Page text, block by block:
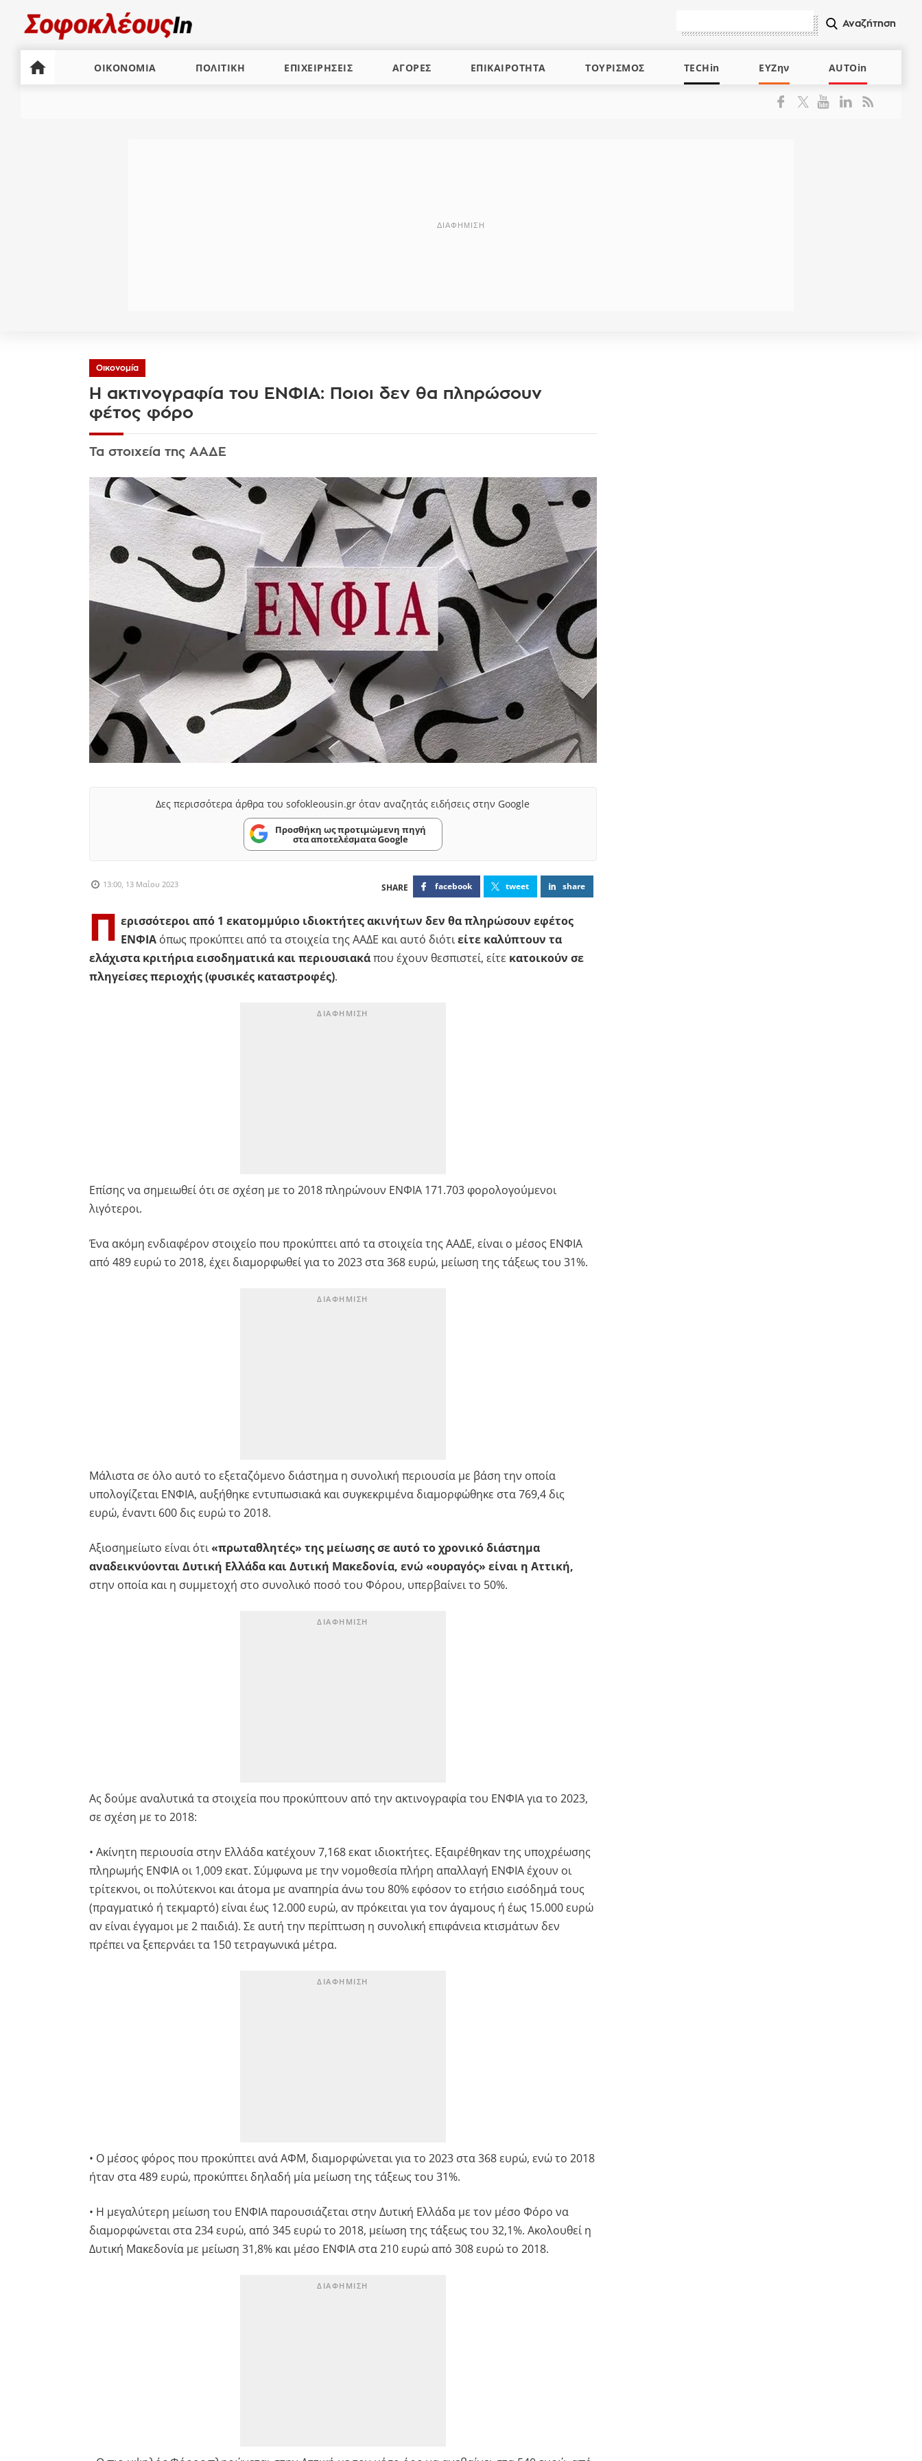
ΟΙΚΟΝΟΜΙΑ ΠΟΛΙΤΙΚΗ ΕΠΙΧΕΙΡΗΣΕΙΣ ΑΓΟΡΕΣ ΕΠΙΚΑΙΡΟΤΗΤΑ ΤΟΥΡΙΣΜΟΣ TECHin ΕΥΖην AUTOin
Οικονομία
Η ακτινογραφία του ΕΝΦΙΑ: Ποιοι δεν θα πληρώσουν
φέτος φόρο
Τα στοιχεία της ΑΑΔΕ
Δες περισσότερα άρθρα του sofokleousin.gr όταν αναζητάς ειδήσεις στην Google
Προσθήκη ως προτιμώμενη πηγή
στα αποτελέσματα Google
13:00, 13 Μαΐου 2023 facebook tweet share
Π
ερισσότεροι από 1 εκατομμύριο ιδιοκτήτες ακινήτων δεν θα πληρώσουν εφέτος
ΕΝΦΙΑόπως προκύπτει από τα στοιχεία της ΑΑΔΕ και αυτό διότιείτε καλύπτουν τα
ελάχιστα κριτήρια εισοδηματικά και περιουσιακάπου έχουν θεσπιστεί, είτε κατοικούν σε
πληγείσες περιοχής (φυσικές καταστροφές).
Επίσης να σημειωθεί ότι σε σχέση με το 2018 πληρώνουν ΕΝΦΙΑ 171.703 φορολογούμενοι
λιγότεροι.
Ένα ακόμη ενδιαφέρον στοιχείο που προκύπτει από τα στοιχεία της ΑΑΔΕ, είναι ο μέσος ΕΝΦΙΑ
από 489 ευρώ το 2018, έχει διαμορφωθεί για το 2023 στα 368 ευρώ, μείωση της τάξεως του 31%.
Μάλιστα σε όλο αυτό το εξεταζόμενο διάστημα η συνολική περιουσία με βάση την οποία
υπολογίζεται ΕΝΦΙΑ, αυξήθηκε εντυπωσιακά και συγκεκριμένα διαμορφώθηκε στα 769,4 δις
ευρώ, έναντι 600 δις ευρώ το 2018.
Αξιοσημείωτο είναι ότι«πρωταθλητές» της μείωσης σε αυτό το χρονικό διάστημα
αναδεικνύονται Δυτική Ελλάδα και Δυτική Μακεδονία, ενώ «ουραγός» είναι η Αττική,
στην οποία και η συμμετοχή στο συνολικό ποσό του Φόρου, υπερβαίνει το 50%.
Ας δούμε αναλυτικά τα στοιχεία που προκύπτουν από την ακτινογραφία του ΕΝΦΙΑ για το 2023,
σε σχέση με το 2018:
• Ακίνητη περιουσία στην Ελλάδα κατέχουν 7,168 εκατ ιδιοκτήτες. Εξαιρέθηκαν της υποχρέωσης
πληρωμής ΕΝΦΙΑ οι 1,009 εκατ. Σύμφωνα με την νομοθεσία πλήρη απαλλαγή ΕΝΦΙΑ έχουν οι
τρίτεκνοι, οι πολύτεκνοι και άτομα με αναπηρία άνω του 80% εφόσον το ετήσιο εισόδημά τους
(πραγματικό ή τεκμαρτό) είναι έως 12.000 ευρώ, αν πρόκειται για τον άγαμους ή έως 15.000 ευρώ
αν είναι έγγαμοι με 2 παιδιά). Σε αυτή την περίπτωση η συνολική επιφάνεια κτισμάτων δεν
πρέπει να ξεπερνάει τα 150 τετραγωνικά μέτρα.
• Ο μέσος φόρος που προκύπτει ανά ΑΦΜ, διαμορφώνεται για το 2023 στα 368 ευρώ, ενώ το 2018
ήταν στα 489 ευρώ, προκύπτει δηλαδή μία μείωση της τάξεως του 31%.
• Η μεγαλύτερη μείωση του ΕΝΦΙΑ παρουσιάζεται στην Δυτική Ελλάδα με τον μέσο Φόρο να
διαμορφώνεται στα 234 ευρώ, από 345 ευρώ το 2018, μείωση της τάξεως του 32,1%. Ακολουθεί η
Δυτική Μακεδονία με μείωση 31,8% και μέσο ΕΝΦΙΑ στα 210 ευρώ από 308 ευρώ το 2018.